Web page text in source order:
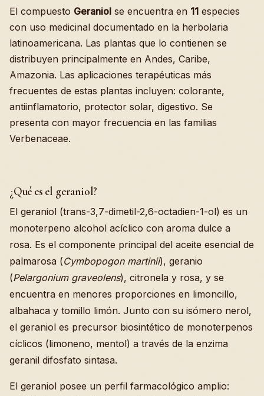
El compuesto Geraniol se encuentra en 11 especies
con uso medicinal documentado en la herbolaria
latinoamericana. Las plantas que lo contienen se
distribuyen principalmente en Andes, Caribe,
Amazonia. Las aplicaciones terapéuticas más
frecuentes de estas plantas incluyen: colorante,
antiinflamatorio, protector solar, digestivo. Se
presenta con mayor frecuencia en las familias
Verbenaceae.
¿Qué es el geraniol?
El geraniol (trans-3,7-dimetil-2,6-octadien-1-ol) es un
monoterpeno alcohol acíclico con aroma dulce a
rosa. Es el componente principal del aceite esencial de
palmarosa (Cymbopogon martinii), geranio
(Pelargonium graveolens), citronela y rosa, y se
encuentra en menores proporciones en limoncillo,
albahaca y tomillo limón. Junto con su isómero nerol,
el geraniol es precursor biosintético de monoterpenos
cíclicos (limoneno, mentol) a través de la enzima
geranil difosfato sintasa.
El geraniol posee un perfil farmacológico amplio: